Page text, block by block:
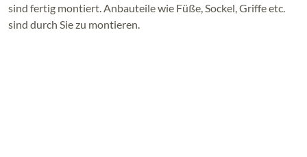
sind fertig montiert. Anbauteile wie Füße, Sockel, Griffe etc.
sind durch Sie zu montieren.